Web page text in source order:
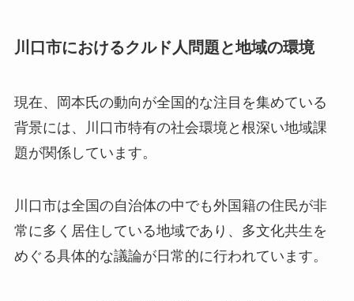
川口市におけるクルド人問題と地域の環境
現在、岡本氏の動向が全国的な注目を集めている
背景には、川口市特有の社会環境と根深い地域課
題が関係しています。
川口市は全国の自治体の中でも外国籍の住民が非
常に多く居住している地域であり、多文化共生を
めぐる具体的な議論が日常的に行われています。